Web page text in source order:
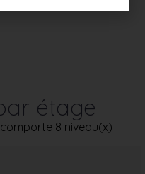
étage
8 niveau(x)